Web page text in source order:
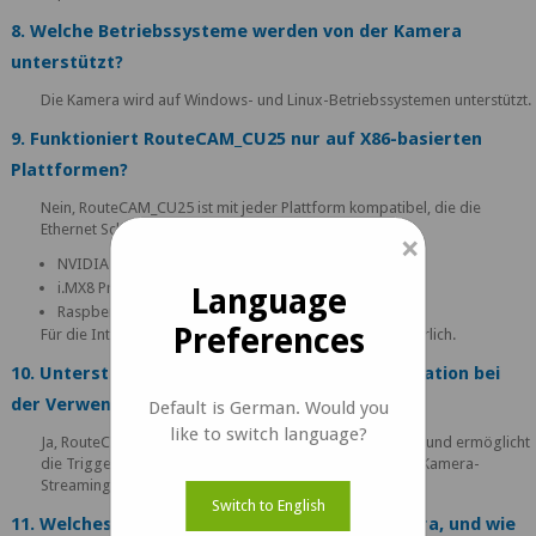
8. Welche Betriebssysteme werden von der Kamera
unterstützt?
Die Kamera wird auf Windows- und Linux-Betriebssystemen unterstützt.
9. Funktioniert RouteCAM_CU25 nur auf X86-basierten
Plattformen?
Nein, RouteCAM_CU25 ist mit jeder Plattform kompatibel, die die
Ethernet Schnittstelle unterstützt, einschlieβlich:
NVIDIA Jetson
i.MX8 Prozessor-Serie
Raspberry Pi
Für die Integration sind keine speziellen Treiber erforderlich.
10. Unterstützt RouteCAM_CU25 die Synchronisation bei
der Verwendung mehrerer Kameras?
Ja, RouteCAM_CU25 unterstützt die PTP-Synchronisation und ermöglicht
die Triggerung über Ethernet für synchronisiertes Multi-Kamera-
Streaming.
11. Welches PTP-Profil unterstützt diese Kamera, und wie
×
Language
Preferences
Default is German. Would you
like to switch language?
Switch to English